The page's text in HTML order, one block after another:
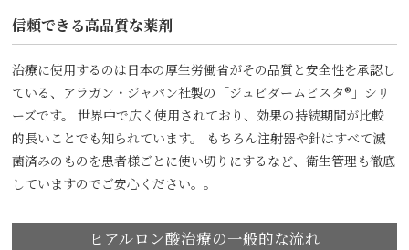
信頼できる高品質な薬剤
治療に使用するのは日本の厚生労働省がその品質と安全性を承認し
ている、アラガン・ジャパン社製の「ジュビダームビスタ®」シリ
ーズです。 世界中で広く使用されており、効果の持続期間が比較
的長いことでも知られています。 もちろん注射器や針はすべて滅
菌済みのものを患者様ごとに使い切りにするなど、衛生管理も徹底
していますのでご安心ください。。
ヒアルロン酸治療の一般的な流れ